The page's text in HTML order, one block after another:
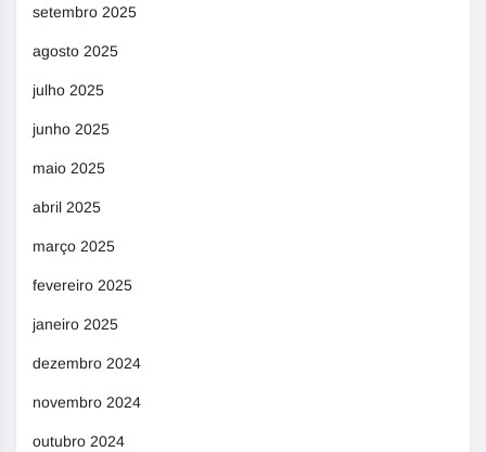
setembro 2025
agosto 2025
julho 2025
junho 2025
maio 2025
abril 2025
março 2025
fevereiro 2025
janeiro 2025
dezembro 2024
novembro 2024
outubro 2024